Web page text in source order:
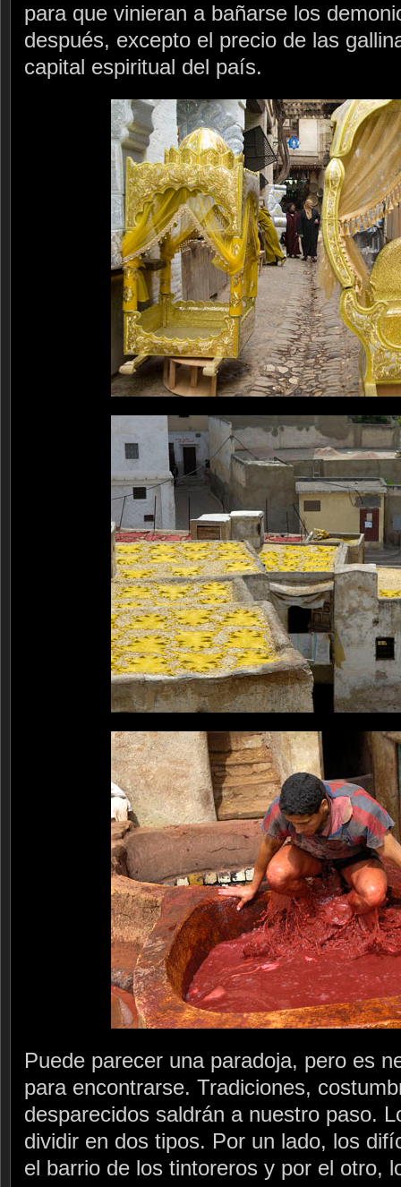
para que vinieran a bañarse los
después, excepto el precio de las
capital espiritual del país.
Puede parecer una paradoja, pero es
para encontrarse. Tradiciones,
desparecidos saldrán a nuestro paso.
dividir en dos tipos. Por un lado, los
el barrio de los tintoreros y por el otro,